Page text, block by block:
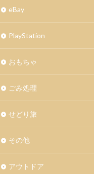
eBay
PlayStation
おもちゃ
ごみ処理
せどり旅
その他
アウトドア